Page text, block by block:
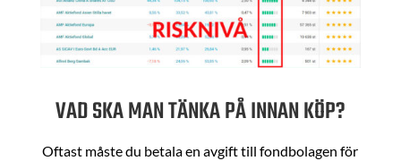
VAD SKA MAN TÄNKA PÅ INNAN KÖP?
Oftast måste du betala en avgift till fondbolagen för